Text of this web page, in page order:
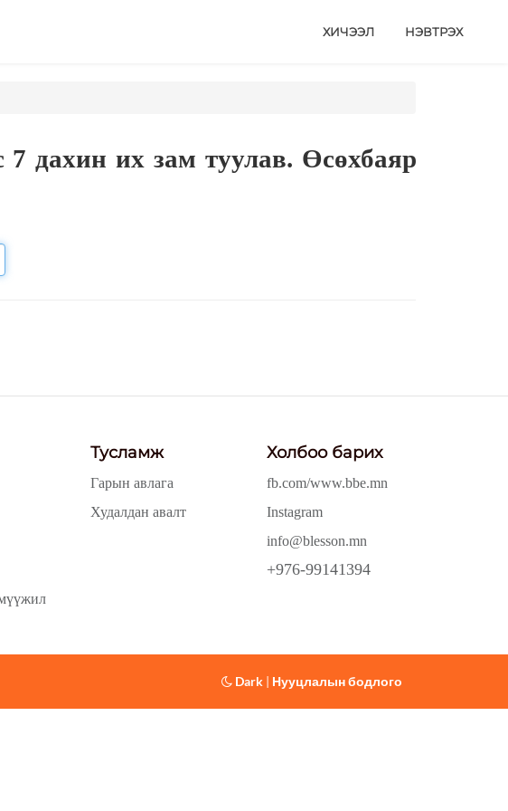
ХИЧЭЭЛ НЭВТРЭХ
7 дахин их зам туулав. Өсөхбаяр
Тусламж
Гарын авлага
Худалдан авалт
Холбоо барих
fb.com/www.bbe.mn
Instagram
info@blesson.mn
+976-99141394
Dark | Нууцлалын бодлого